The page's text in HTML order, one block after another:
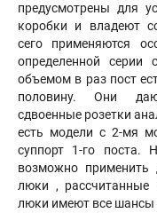
предусмотрены для
коробки и владеют
сего применяются
определенной серии
объемом в раз пост
половину. Они
сдвоенные розетки
есть модели с 2-мя
суппорт 1-го поста.
возможно применить
люки , рассчитанные
люки имеют все шансы